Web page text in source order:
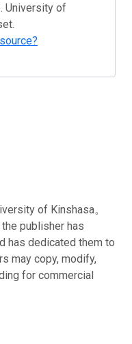
University of
of Kinshasa。
publisher has
has dedicated them to
may copy, modify,
for commercial